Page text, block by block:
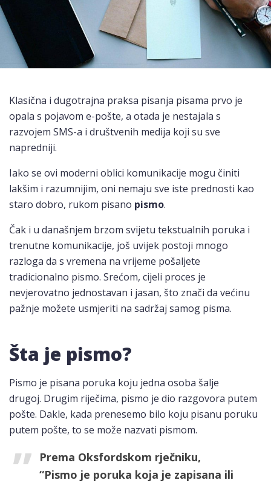
Klasična i dugotrajna praksa pisanja pisama prvo je
opala s pojavom e-pošte, a otada je nestajala s
razvojem SMS-a i društvenih medija koji su sve
napredniji.
Iako se ovi moderni oblici komunikacije mogu činiti
lakšim i razumnijim, oni nemaju sve iste prednosti kao
staro dobro, rukom pisano pismo.
Čak i u današnjem brzom svijetu tekstualnih poruka i
trenutne komunikacije, još uvijek postoji mnogo
razloga da s vremena na vrijeme pošaljete
tradicionalno pismo. Srećom, cijeli proces je
nevjerovatno jednostavan i jasan, što znači da većinu
pažnje možete usmjeriti na sadržaj samog pisma.
Šta je pismo?
Pismo je pisana poruka koju jedna osoba šalje
drugoj. Drugim riječima, pismo je dio razgovora putem
pošte. Dakle, kada prenesemo bilo koju pisanu poruku
putem pošte, to se može nazvati pismom.
Prema Oksfordskom rječniku,
“Pismo je poruka koja je zapisana ili